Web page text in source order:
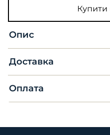
Купити
Опис
Доставка
Оплата